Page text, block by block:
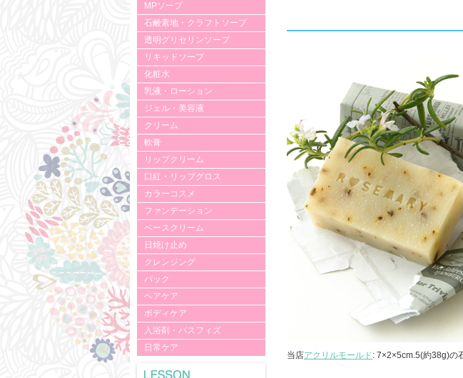
MPソープ
石鹸素地・クラフトソープ
透明グリセリンソープ
リキッドソープ
化粧水
乳液・ローション
ジェル・美容液
クリーム
軟膏
リップクリーム
口紅・リップグロス
カラーコスメ
ファンデーション
ベースクリーム
日焼け止め
クレンジング
パック
ヘアケア
ボディケア
入浴剤・バスフィズ
日常ケア
当店アクリルモールド: 7×2×5cm.5(約38g)の